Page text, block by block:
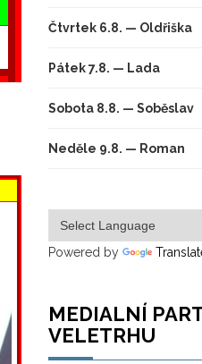
Čtvrtek 6.8. — Oldřiška
Pátek 7.8. — Lada
Sobota 8.8. — Soběslav
Neděle 9.8. — Roman
Powered by
MEDIALNÍ
VELETRHU